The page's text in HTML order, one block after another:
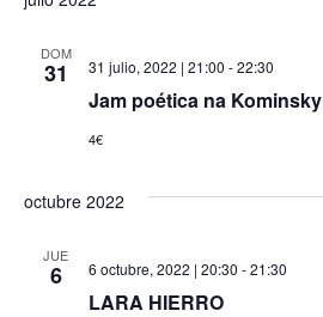
DOM
31
Jam poética na Kominsky
31 julio, 2022 | 21:00 -22:30
4€
octubre 2022
JUE
6
LARA HIERRO
6 octubre, 2022 | 20:30 -21:30